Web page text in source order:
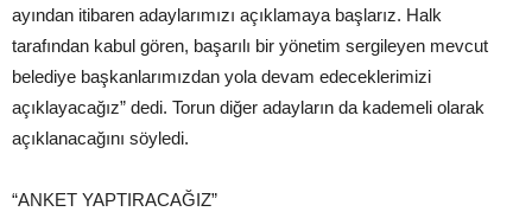
ayından itibaren adaylarımızı açıklamaya başlarız. Halk
tarafından kabul gören, başarılı bir yönetim sergileyen mevcut
belediye başkanlarımızdan yola devam edeceklerimizi
açıklayacağız” dedi. Torun diğer adayların da kademeli olarak
açıklanacağını söyledi.
“ANKET YAPTIRACAĞIZ”